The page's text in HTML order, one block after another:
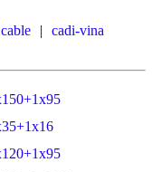
| cadi-vina